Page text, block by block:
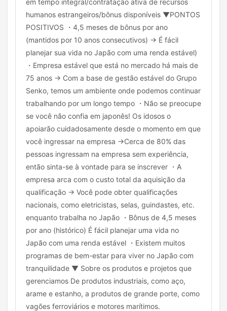
em tempo integral/contratação ativa de recursos
humanos estrangeiros/bônus disponíveis ▼PONTOS
POSITIVOS ・4,5 meses de bônus por ano
(mantidos por 10 anos consecutivos) → É fácil
planejar sua vida no Japão com uma renda estável)
・Empresa estável que está no mercado há mais de
75 anos → Com a base de gestão estável do Grupo
Senko, temos um ambiente onde podemos continuar
trabalhando por um longo tempo ・Não se preocupe
se você não confia em japonês! Os idosos o
apoiarão cuidadosamente desde o momento em que
você ingressar na empresa →Cerca de 80% das
pessoas ingressam na empresa sem experiência,
então sinta-se à vontade para se inscrever ・A
empresa arca com o custo total da aquisição da
qualificação → Você pode obter qualificações
nacionais, como eletricistas, selas, guindastes, etc.
enquanto trabalha no Japão ・Bônus de 4,5 meses
por ano (histórico) É fácil planejar uma vida no
Japão com uma renda estável ・Existem muitos
programas de bem-estar para viver no Japão com
tranquilidade ▼ Sobre os produtos e projetos que
gerenciamos De produtos industriais, como aço,
arame e estanho, a produtos de grande porte, como
vagões ferroviários e motores marítimos.